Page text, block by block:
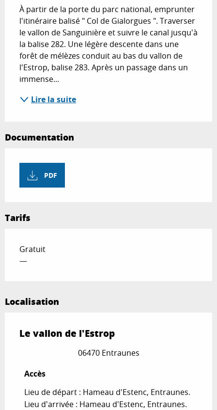
À partir de la porte du parc national, emprunter
l'itinéraire balisé " Col de Gialorgues ". Traverser
le vallon de Sanguinière et suivre le canal jusqu'à
la balise 282. Une légère descente dans une
forêt de mélèzes conduit au bas du vallon de
l'Estrop, balise 283. Après un passage dans un
immense...
Lire la suite
Documentation
PDF
Tarifs
Gratuit
—
Localisation
Le vallon de l'Estrop
06470 Entraunes
Accès
Accès
Lieu de départ : Hameau d'Estenc, Entraunes.
Lieu d'arrivée : Hameau d'Estenc, Entraunes.